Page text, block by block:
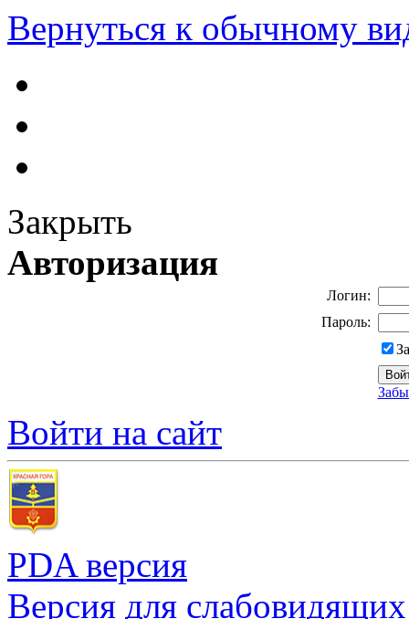
Вернуться к обычному
Закрыть
Авторизация
Логин:
Пароль:
Войти на сайт
PDA версия
Версия для слабовидящих